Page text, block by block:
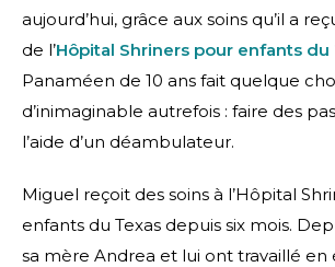
aujourd’hui, grâce aux soins qu’il a
de l’Hôpital Shriners pour enfants du
Panaméen de 10 ans fait quelque
d’inimaginable autrefois : faire des
l’aide d’un déambulateur.
Miguel reçoit des soins à l’Hôpital
enfants du Texas depuis six mois.
sa mère Andrea et lui ont travaillé en